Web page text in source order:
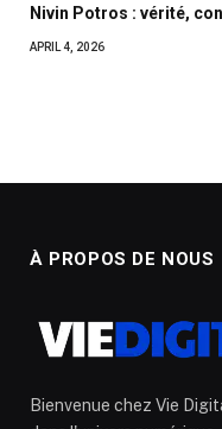
Nivin Potros : vérité,
APRIL 4, 2026
À PROPOS DE NOUS
Bienvenue chez Vie